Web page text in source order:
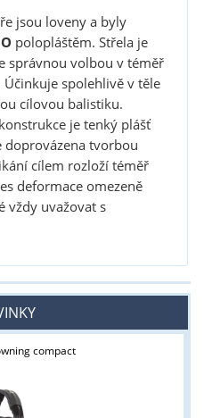
jsou loveny a byly
polopláštěm. Střela je
správnou volbou v téměř
spolehlivě v těle
cílovou balistiku.
je tenký plášť
doprovázena tvorbou
cílem rozloží téměř
deformace omezeně
vždy uvažovat s
compact